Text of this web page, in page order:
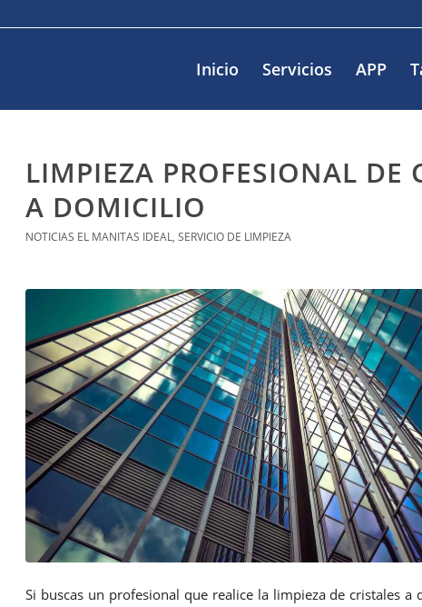
Inicio Servicios APP
LIMPIEZA PROFESIONAL DE
A DOMICILIO
NOTICIAS EL MANITAS IDEAL, SERVICIO DE LIMPIEZA
Si buscas un profesional que realice la limpieza de cristales a